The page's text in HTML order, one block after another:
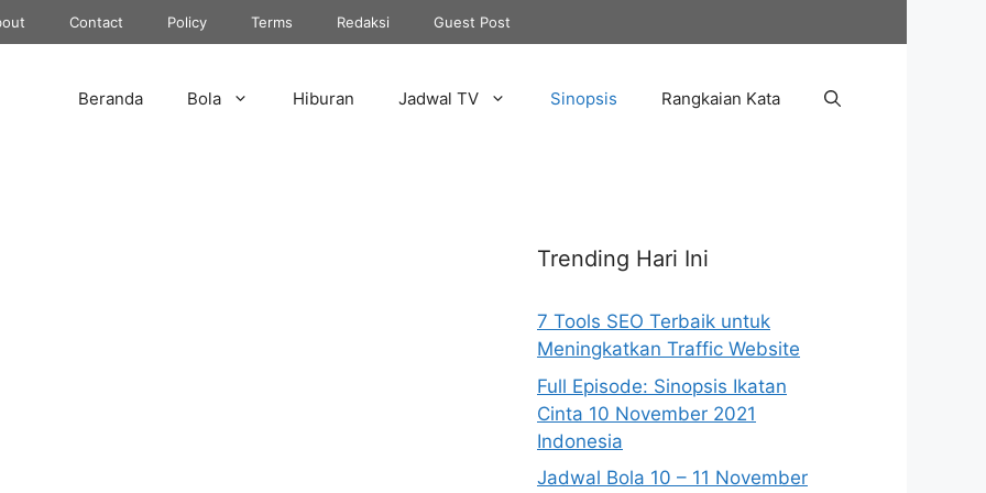
Contact Policy Terms Redaksi Guest Post
Beranda Bola Hiburan Jadwal TV Sinopsis Rangkaian Kata
Trending Hari Ini
7 Tools SEO Terbaik untuk
Meningkatkan Traffic Website
Full Episode: Sinopsis Ikatan
Cinta 10 November 2021
Indonesia
Jadwal Bola 10 – 11 November